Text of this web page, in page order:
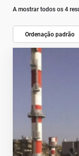
A mostrar todos os 4